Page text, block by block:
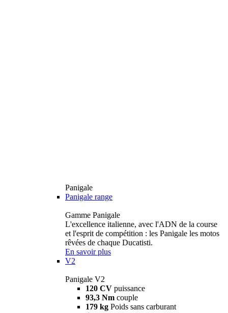
Panigale
Panigale range
Gamme Panigale
L'excellence italienne, avec l'ADN de la course
et l'esprit de compétition : les Panigale les motos
rêvées de chaque Ducatisti.
En savoir plus
V2
Panigale V2
120 CV puissance
93,3 Nm couple
179 kg Poids sans carburant